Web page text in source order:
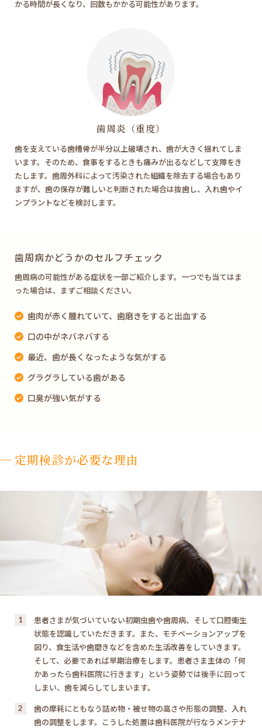
かる時間が長くなり、回数もかかる可能性があります。
歯周炎（重度）
歯を支えている歯槽骨が半分以上破壊され、歯が大きく揺れてしま
います。そのため、食事をするときも痛みが出るなどして支障をき
たします。歯周外科によって汚染された組織を除去する場合もあり
ますが、歯の保存が難しいと判断された場合は抜歯し、入れ歯やイ
ンプラントなどを検討します。
歯周病かどうかのセルフチェック
歯周病の可能性がある症状を一部ご紹介します。一つでも当てはま
った場合は、まずご相談ください。
歯肉が赤く腫れていて、歯磨きをすると出血する
口の中がネバネバする
最近、歯が長くなったような気がする
グラグラしている歯がある
口臭が強い気がする
定期検診が必要な理由
1
患者さまが気づいていない初期虫歯や歯周病、そして口腔衛生
状態を認識していただきます。また、モチベーションアップを
図り、食生活や歯磨きなどを含めた生活改善をしていきます。
そして、必要であれば早期治療をします。患者さま主体の「何
かあったら歯科医院に行きます」という姿勢では後手に回って
しまい、歯を減らしてしまいます。
2
歯の摩耗にともなう詰め物・被せ物の高さや形態の調整、入れ
歯の調整をします。こうした処置は歯科医院が行なうメンテナ